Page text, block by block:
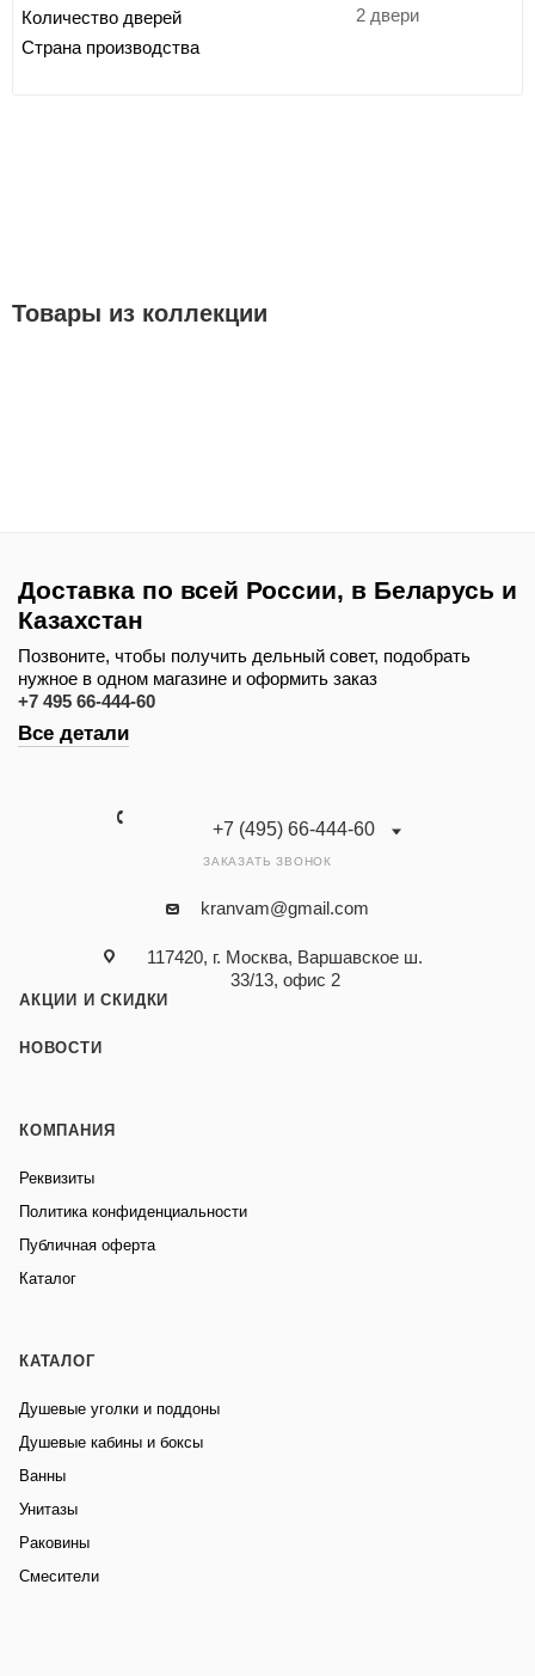
Количество дверей 2 двери
Страна производства
Товары из коллекции
Доставка по всей России, в Беларусь и
Казахстан
Позвоните, чтобы получить дельный совет, подобрать
нужное в одном магазине и оформить заказ
+7 495 66-444-60
Все детали
+7 (495) 66-444-60
ЗАКАЗАТЬ ЗВОНОК
kranvam@gmail.com
117420, г. Москва, Варшавское ш.
33/13, офис 2
АКЦИИ И СКИДКИ
НОВОСТИ
КОМПАНИЯ
Реквизиты
Политика конфиденциальности
Публичная оферта
Каталог
КАТАЛОГ
Душевые уголки и поддоны
Душевые кабины и боксы
Ванны
Унитазы
Раковины
Смесители